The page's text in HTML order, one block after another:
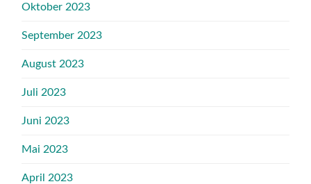
Oktober 2023
September 2023
August 2023
Juli 2023
Juni 2023
Mai 2023
April 2023